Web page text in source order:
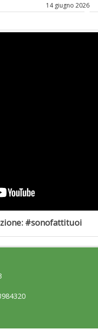
14 giugno 2026
#sonofattituoi